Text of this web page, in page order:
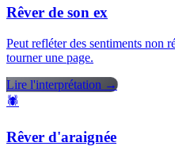
Rêver de son ex
Peut refléter des sentiments non
tourner une page.
Lire l'interprétation →
🕷️
Rêver d'araignée